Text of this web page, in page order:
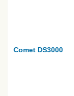
Comet DS3000